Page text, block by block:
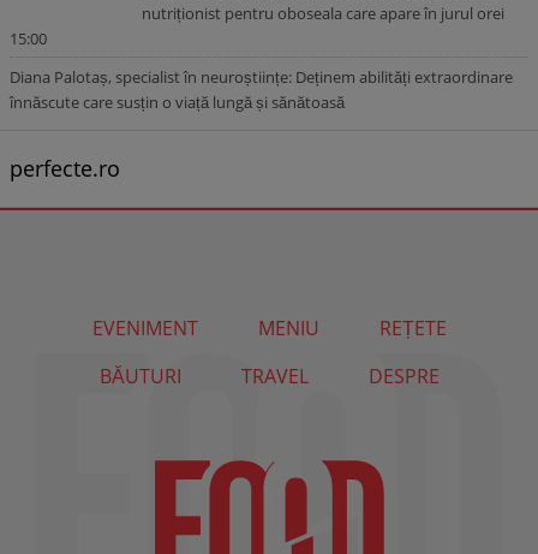
nutriționist pentru oboseala care apare în jurul orei
15:00
Diana Palotaș, specialist în neuroștiințe: Deținem abilități extraordinare
înnăscute care susțin o viață lungă și sănătoasă
perfecte.ro
EVENIMENT MENIU
REȚETE
BĂUTURI
TRAVEL DESPRE